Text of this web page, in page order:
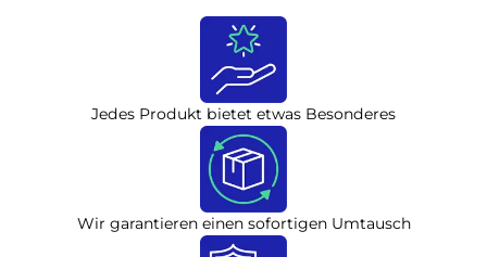
Jedes Produkt bietet etwas Besonderes
Wir garantieren einen sofortigen Umtausch